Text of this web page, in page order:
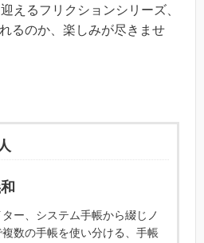
えるフリクションシリーズ、
るのか、楽しみが尽きませ
ー、システム手帳から綴じノ
複数の手帳を使い分ける、手帳